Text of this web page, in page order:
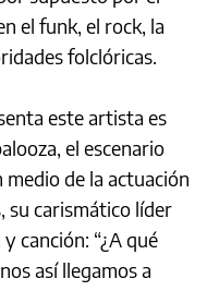
el funk, el rock, la
folclóricas.
este artista es
el escenario
de la actuación
su carismático líder
canción: “¿A qué
así llegamos a